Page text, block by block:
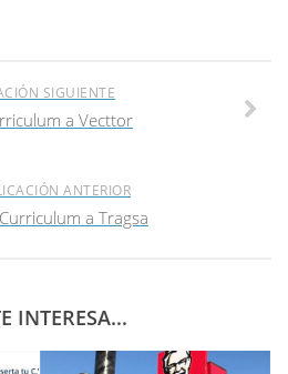
SIGUIENTE
a Vecttor
ANTERIOR
a Tragsa
INTERESA...